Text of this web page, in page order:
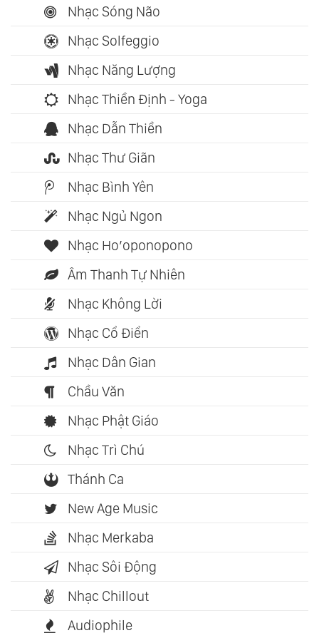
Nhạc Sóng Não
Nhạc Solfeggio
Nhạc Năng Lượng
Nhạc Thiền Định - Yoga
Nhạc Dẫn Thiền
Nhạc Thư Giãn
Nhạc Bình Yên
Nhạc Ngủ Ngon
Nhạc Ho’oponopono
Âm Thanh Tự Nhiên
Nhạc Không Lời
Nhạc Cổ Điển
Nhạc Dân Gian
Chầu Văn
Nhạc Phật Giáo
Nhạc Trì Chú
Thánh Ca
New Age Music
Nhạc Merkaba
Nhạc Sôi Động
Nhạc Chillout
Audiophile